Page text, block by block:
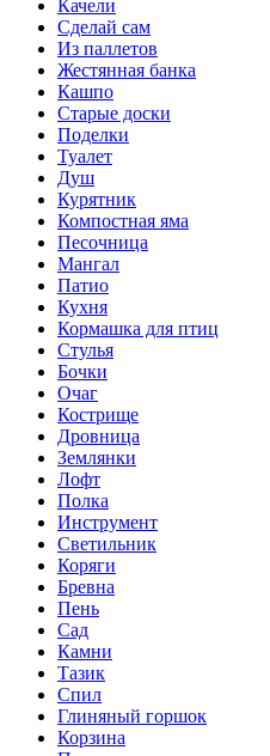
Качели
Сделай сам
Из паллетов
Жестянная банка
Кашпо
Старые доски
Поделки
Туалет
Душ
Курятник
Компостная яма
Песочница
Мангал
Патио
Кухня
Кормашка для птиц
Стулья
Бочки
Очаг
Кострище
Дровница
Землянки
Лофт
Полка
Инструмент
Светильник
Коряги
Бревна
Пень
Сад
Камни
Тазик
Спил
Глиняный горшок
Корзина